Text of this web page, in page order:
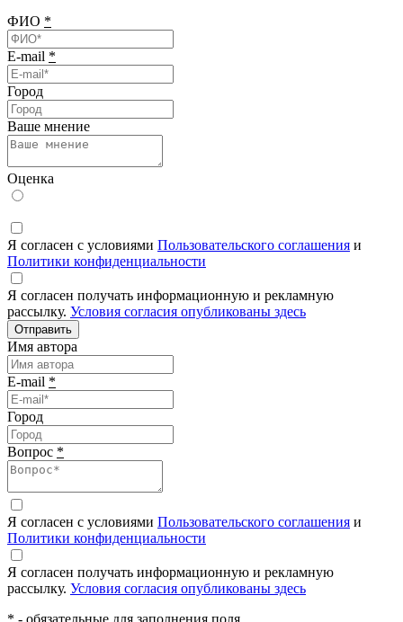
ФИО *
E-mail *
Город
Ваше мнение
Оценка
Я согласен с условиями Пользовательского соглашения и
Политики конфиденциальности
Я согласен получать информационную и рекламную
рассылку. Условия согласия опубликованы здесь
Отправить
Имя автора
E-mail *
Город
Вопрос *
Я согласен с условиями Пользовательского соглашения и
Политики конфиденциальности
Я согласен получать информационную и рекламную
рассылку. Условия согласия опубликованы здесь